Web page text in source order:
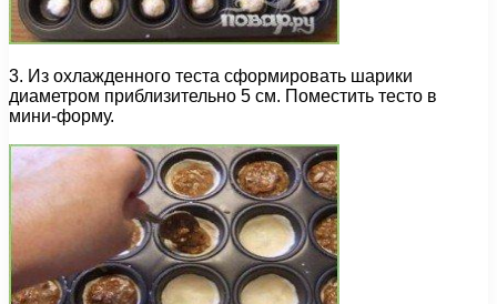
3. Из охлажденного теста сформировать шарики
диаметром приблизительно 5 см. Поместить тесто в
мини-форму.